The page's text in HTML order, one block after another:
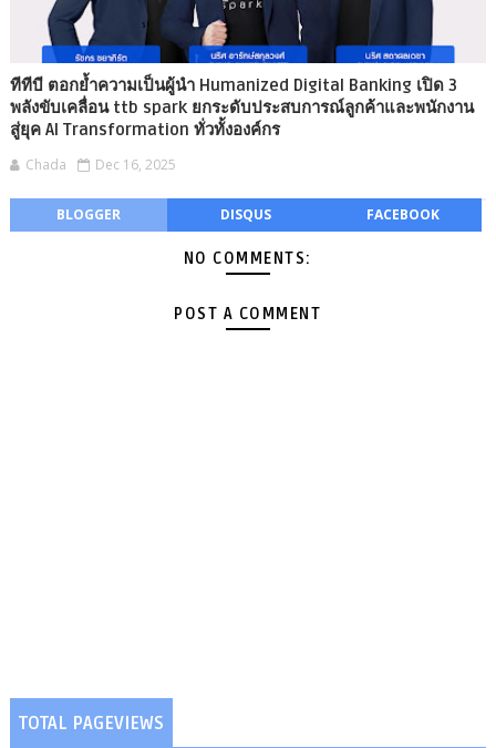
ทีทีบี ตอกย้ำความเป็นผู้นำ Humanized Digital Banking เปิด 3
พลังขับเคลื่อน ttb spark ยกระดับประสบการณ์ลูกค้าและพนักงาน
สู่ยุค AI Transformation ทั่วทั้งองค์กร
Chada Dec 16, 2025
BLOGGER DISQUS FACEBOOK
NO COMMENTS:
POST A COMMENT
TOTAL PAGEVIEWS